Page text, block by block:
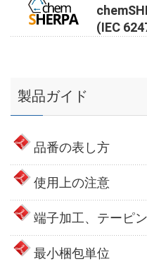
(IEC
製品ガイド
品番の表し方
使用上の注意
端子加工、テーピ
最小梱包単位